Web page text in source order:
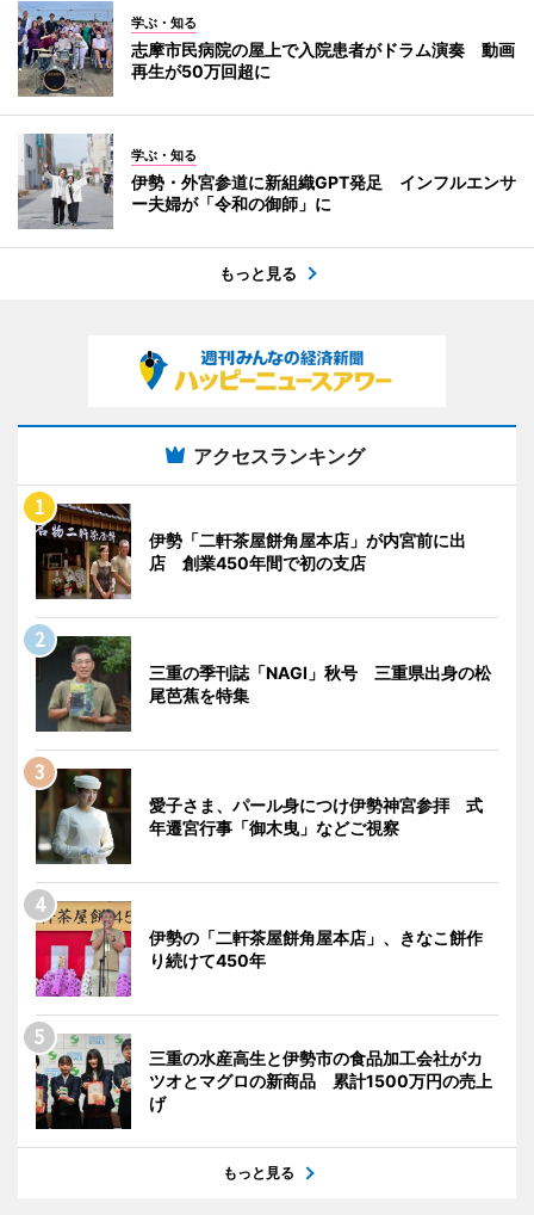
学ぶ・知る
志摩市民病院の屋上で入院患者がドラム演奏 動画
再生が50万回超に
学ぶ・知る
伊勢・外宮参道に新組織GPT発足 インフルエンサ
ー夫婦が「令和の御師」に
もっと見る
アクセスランキング
伊勢「二軒茶屋餅角屋本店」が内宮前に出
店 創業450年間で初の支店
三重の季刊誌「NAGI」秋号 三重県出身の松
尾芭蕉を特集
愛子さま、パール身につけ伊勢神宮参拝 式
年遷宮行事「御木曳」などご視察
伊勢の「二軒茶屋餅角屋本店」、きなこ餅作
り続けて450年
三重の水産高生と伊勢市の食品加工会社がカ
ツオとマグロの新商品 累計1500万円の売上
げ
もっと見る